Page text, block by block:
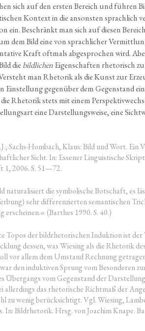
sich auf den ers­ten Bereich und füh­ren
Kon­text in die ansons­ten sprach­lich
ein. Beschränkt man sich auf die­sen
dem Bild eine von sprach­li­cher
Kraft oft­mals abge­spro­chen wird.
die bild­li­chenEigen­schaf­ten rhe­to­risch
man Rhe­to­rik als die Kunst zur
Ein­stel­lung gegen­über dem Gegen­stand
Rhe­to­rik stets mit einem
eine Dar­stel­lungs­wei­se, eine
Sachs-Hom­bach, Klaus: Bild und Wort. Ein
Sicht. In: Esse­ner Lin­gu­is­ti­sche
1, 2006. S. 51—72.
natu­ra­li­siert die sym­bo­li­sche Bot­schaft, es
sehr dif­fe­ren­zier­ten seman­ti­schen
(Bar­thes 1990. S. 40.)
Topos der bild­rhe­to­ri­schen Induk­ti­on ist
des­sen, was Wie­sing als die Rhe­to­rik
vor allem dem Umstand Rech­nung
den induk­ti­ven Sprung vom Beson­de­ren
Über­gangs vom Gegen­stand der
aller­dings das rhe­to­ri­sche Richt­maß der
zu wenig berück­sich­tigt. Vgl. Wie­sing,
In: Bild­rhe­to­rik. Hrsg. von Joa­chim Kna­pe.